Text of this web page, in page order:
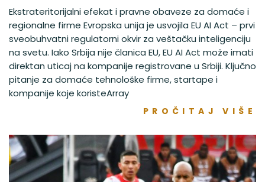
Ekstrateritorijalni efekat i pravne obaveze za domaće i
regionalne firme Evropska unija je usvojila EU AI Act – prvi
sveobuhvatni regulatorni okvir za veštačku inteligenciju
na svetu. Iako Srbija nije članica EU, EU AI Act može imati
direktan uticaj na kompanije registrovane u Srbiji. Ključno
pitanje za domaće tehnološke firme, startape i
kompanije koje koristeArray
PROČITAJ VIŠE